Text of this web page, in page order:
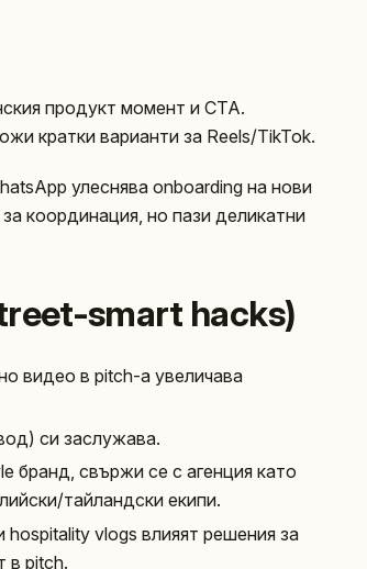
продукт момент и CTA.
кратки варианти за Reels/TikTok.
улеснява onboarding на нови
координация, но пази деликатни
smart hacks)
видео в pitch-a увеличава
си заслужава.
бранд, свържи се с агенция като
тайландски екипи.
vlogs влияят решения за
в pitch.